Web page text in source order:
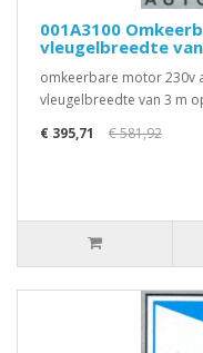
001A3100
vleugelbreedte
omkeerbare motor 230v
vleugelbreedte van 3 m
€ 395,71
€ 581,92